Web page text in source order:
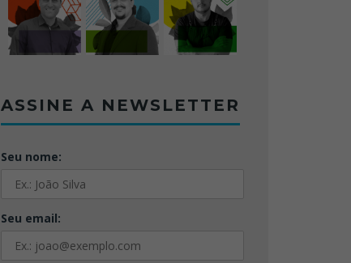
ASSINE A NEWSLETTER
Seu nome:
Seu email: